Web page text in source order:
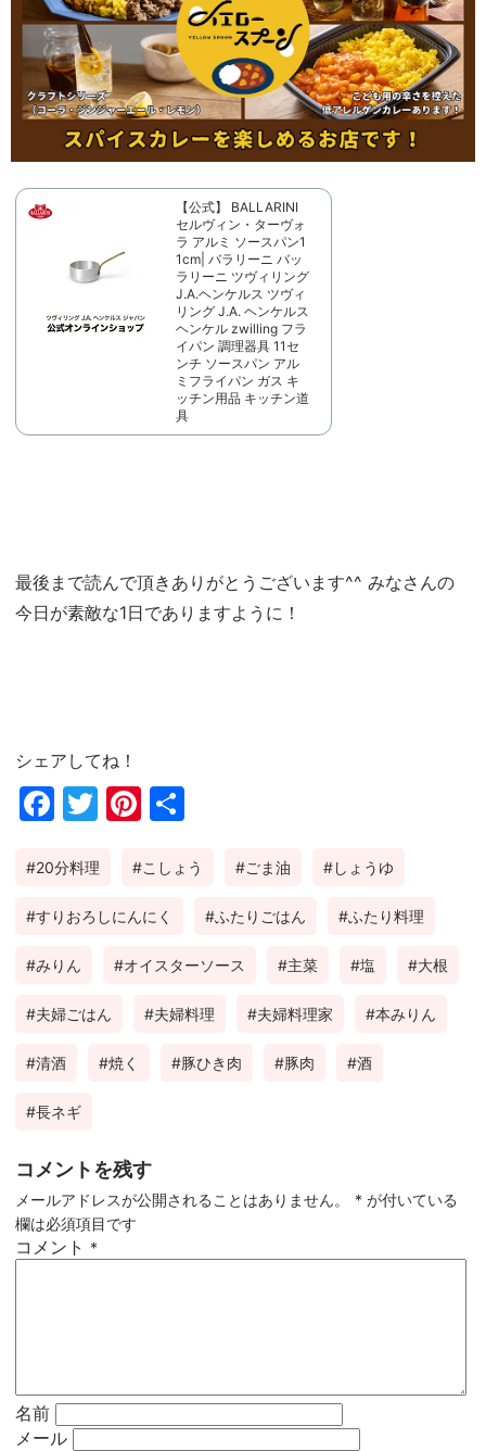
【公式】 BALLARINI
セルヴィン・ターヴォ
ラ アルミ ソースパン1
1cm| バラリーニ バッ
ラリーニ ツヴィリング
J.A.ヘンケルス ツヴィ
リング J.A. ヘンケルス
ヘンケル zwilling フラ
イパン 調理器具 11セ
ンチ ソースパン アル
ミフライパン ガス キ
ッチン用品 キッチン道
具
最後まで読んで頂きありがとうございます^^ みなさんの
今日が素敵な1日でありますように！
シェアしてね！
Fac
ok
Twi
Pin
est
20分料理 こしょう ごま油 しょうゆ
すりおろしにんにく ふたりごはん ふたり料理
みりん オイスターソース 主菜 塩 大根
夫婦ごはん 夫婦料理 夫婦料理家 本みりん
清酒 焼く 豚ひき肉 豚肉 酒
長ネギ
コメントを残す
メールアドレスが公開されることはありません。 * が付いている
欄は必須項目です
コメント *
名前
メール